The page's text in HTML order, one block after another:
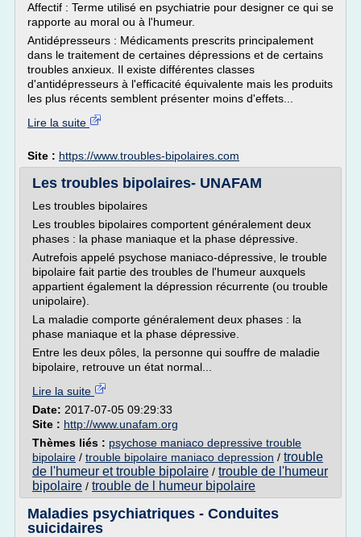
Affectif : Terme utilisé en psychiatrie pour designer ce qui se
rapporte au moral ou à l'humeur.
Antidépresseurs : Médicaments prescrits principalement
dans le traitement de certaines dépressions et de certains
troubles anxieux. Il existe différentes classes
d'antidépresseurs à l'efficacité équivalente mais les produits
les plus récents semblent présenter moins d'effets...
Lire la suite
Site : https://www.troubles-bipolaires.com
Les troubles bipolaires- UNAFAM
Les troubles bipolaires
Les troubles bipolaires comportent généralement deux
phases : la phase maniaque et la phase dépressive.
Autrefois appelé psychose maniaco-dépressive, le trouble
bipolaire fait partie des troubles de l'humeur auxquels
appartient également la dépression récurrente (ou trouble
unipolaire).
La maladie comporte généralement deux phases : la
phase maniaque et la phase dépressive.
Entre les deux pôles, la personne qui souffre de maladie
bipolaire, retrouve un état normal...
Lire la suite
Date: 2017-07-05 09:29:33
Site : http://www.unafam.org
Thèmes liés : psychose maniaco depressive trouble
bipolaire / trouble bipolaire maniaco depression / trouble
de l'humeur et trouble bipolaire / trouble de l'humeur
bipolaire / trouble de l humeur bipolaire
Maladies psychiatriques - Conduites
suicidaires